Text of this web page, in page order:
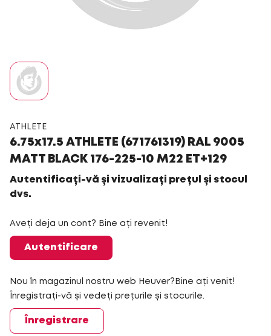
ATHLETE
6.75x17.5 ATHLETE (671761319) RAL 9005
MATT BLACK 176-225-10 M22 ET+129
Autentificați-vă și vizualizați prețul și stocul
dvs.
Aveți deja un cont? Bine ați revenit!
Autentificare
Nou în magazinul nostru web Heuver?Bine ați venit!
Înregistrați-vă și vedeți prețurile și stocurile.
Înregistrare